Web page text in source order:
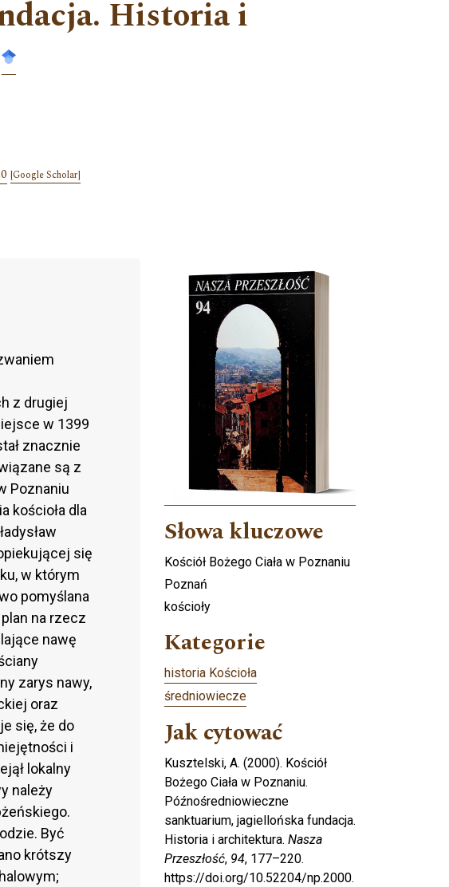
Historia i
[Google Scholar]
z drugiej
w 1399
znacznie
są z
Poznaniu
kościoła dla
się
w którym
pomyślana
na rzecz
nawę
zarys nawy,
oraz
się, że do
i
lokalny
należy
Być
krótszy
Cover image
Słowa kluczowe
Kościół Bożego Ciała w Poznaniu
Poznań
kościoły
Kategorie
historia Kościoła
średniowiecze
Jak cytować
Kusztelski, A. (2000). Kościół
Bożego Ciała w Poznaniu.
Późnośredniowieczne
sanktuarium, jagiellońska fundacja.
Historia i architektura. Nasza
Przeszłość, 94, 177–220.
https://doi.org/10.52204/np.2000.